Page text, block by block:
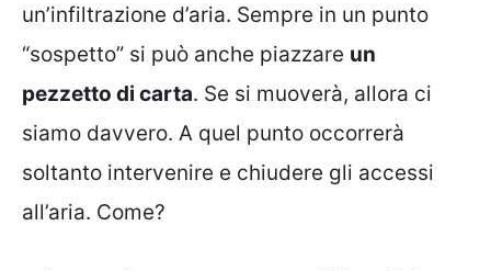
un’infiltrazione d’aria. Sempre in un punto
“sospetto” si può anche piazzare un
pezzetto di carta. Se si muoverà, allora ci
siamo davvero. A quel punto occorrerà
soltanto intervenire e chiudere gli accessi
all’aria. Come?